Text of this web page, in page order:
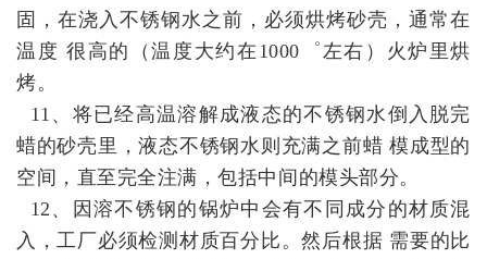
固，在浇入不锈钢水之前，必须烘烤砂壳，通常在
温度 很高的（温度大约在1000゜左右）火炉里烘
烤。
11、将已经高温溶解成液态的不锈钢水倒入脱完
蜡的砂壳里，液态不锈钢水则充满之前蜡 模成型的
空间，直至完全注满，包括中间的模头部分。
12、因溶不锈钢的锅炉中会有不同成分的材质混
入，工厂必须检测材质百分比。然后根据 需要的比